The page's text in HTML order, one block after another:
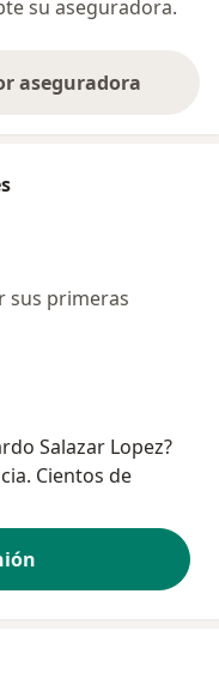
su aseguradora.
aseguradora
sus primeras
Salazar Lopez?
Cientos de